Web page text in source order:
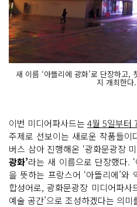
새 이름 ‘아뜰리에 광화’로 단장하고
지 개최한
이번 미디어파사드는 4월 5일부터
주제로 선보이는 새로운 작품들
버스 삼아 진행해온 ‘광화문광장
광화’라는 새 이름으로 단장했다.
을 뜻하는 프랑스어 ‘아뜰리에’와
합성어로, 광화문광장 미디어파
예술 공간’으로 조성하겠다는 의미